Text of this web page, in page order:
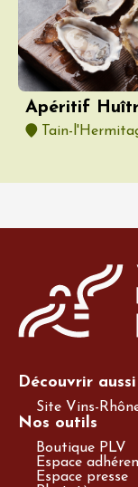
Apéritif
Tain-
Découvrir aussi
Site Vins-
Nos outils
Boutique PLV
Espace
Espace presse